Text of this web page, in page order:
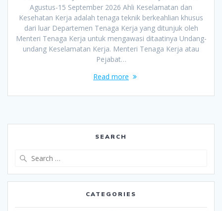
Agustus-15 September 2026 Ahli Keselamatan dan
Kesehatan Kerja adalah tenaga teknik berkeahlian khusus
dari luar Departemen Tenaga Kerja yang ditunjuk oleh
Menteri Tenaga Kerja untuk mengawasi ditaatinya Undang-
undang Keselamatan Kerja. Menteri Tenaga Kerja atau
Pejabat…
Read more
SEARCH
CATEGORIES